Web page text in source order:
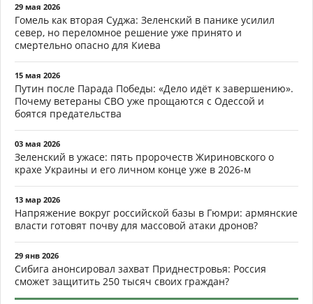
29 мая 2026
Гомель как вторая Суджа: Зеленский в панике усилил
север, но переломное решение уже принято и
смертельно опасно для Киева
15 мая 2026
Путин после Парада Победы: «Дело идёт к завершению».
Почему ветераны СВО уже прощаются с Одессой и
боятся предательства
03 мая 2026
Зеленский в ужасе: пять пророчеств Жириновского о
крахе Украины и его личном конце уже в 2026-м
13 мар 2026
Напряжение вокруг российской базы в Гюмри: армянские
власти готовят почву для массовой атаки дронов?
29 янв 2026
Сибига анонсировал захват Приднестровья: Россия
сможет защитить 250 тысяч своих граждан?